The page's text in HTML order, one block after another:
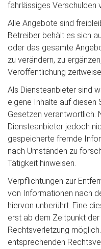
fahrlässiges Verschulden
Alle Angebote sind
Betreiber behält es sich
oder das gesamte
zu verändern, zu
Veröffentlichung
Als Diensteanbieter sind
eigene Inhalte auf diesen
Gesetzen verantwortlich.
Diensteanbieter jedoch
gespeicherte fremde
nach Umständen zu
Tätigkeit hinweisen.
Verpflichtungen zur
von Informationen nach
hiervon unberührt. Eine
erst ab dem Zeitpunkt
Rechtsverletzung
entsprechenden